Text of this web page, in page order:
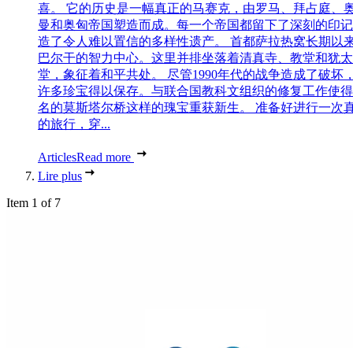
喜。 它的历史是一幅真正的马赛克，由罗马、拜占庭、
曼和奥匈帝国塑造而成。每一个帝国都留下了深刻的印
造了令人难以置信的多样性遗产。 首都萨拉热窝长期以
巴尔干的智力中心。这里并排坐落着清真寺、教堂和犹
堂，象征着和平共处。 尽管1990年代的战争造成了破坏
许多珍宝得以保存。与联合国教科文组织的修复工作使
名的莫斯塔尔桥这样的瑰宝重获新生。 准备好进行一次
的旅行，穿...
ArticlesRead more
Lire plus
Item 1 of 7